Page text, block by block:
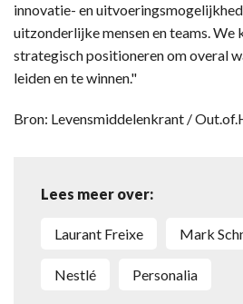
innovatie- en
uitzonderlijke mensen en teams. We
strategisch positioneren om overal
leiden en te winnen."
Bron: Levensmiddelenkrant /
Lees meer over:
Laurant Freixe Mark
Nestlé personalia